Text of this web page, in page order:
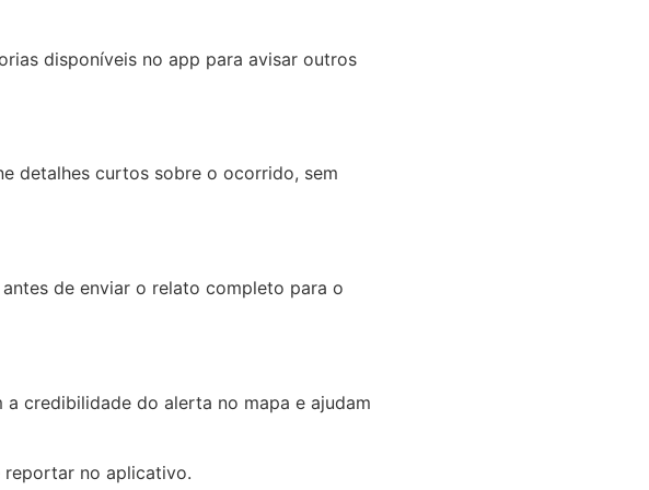
disponíveis no app para avisar outros
detalhes curtos sobre o ocorrido, sem
de enviar o relato completo para o
credibilidade do alerta no mapa e ajudam
reportar no aplicativo.